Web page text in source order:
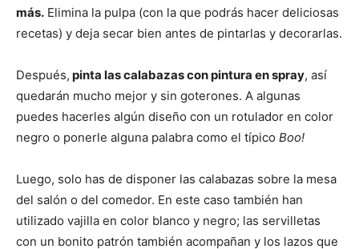
más. Elimina la pulpa (con la que podrás hacer deliciosas
recetas) y deja secar bien antes de pintarlas y decorarlas.
Después, pinta las calabazas con pintura en spray, así
quedarán mucho mejor y sin goterones. A algunas
puedes hacerles algún diseño con un rotulador en color
negro o ponerle alguna palabra como el típico Boo!
Luego, solo has de disponer las calabazas sobre la mesa
del salón o del comedor. En este caso también han
utilizado vajilla en color blanco y negro; las servilletas
con un bonito patrón también acompañan y los lazos que